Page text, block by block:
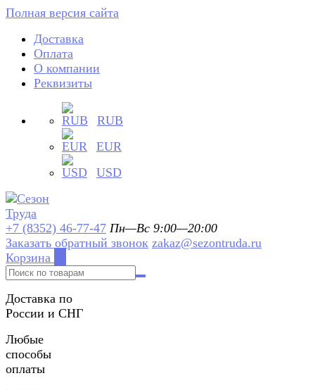
Полная версия сайта
Доставка
Оплата
О компании
Реквизиты
RUB
EUR
USD
+7 (8352) 46-77-47 Пн—Вс 9:00—20:00
Заказать обратный звонок zakaz@sezontruda.ru
Корзина
Доставка по
России и СНГ
Любые
способы
оплаты